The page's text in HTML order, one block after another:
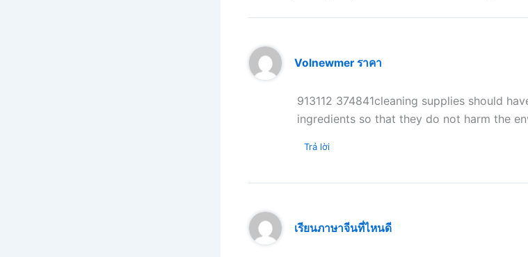
Volnewmer ราคา
913112 374841cleaning supplies should
ingredients so that they do not harm the
Trả lời
เรียนภาษาจีนที่ไหนดี